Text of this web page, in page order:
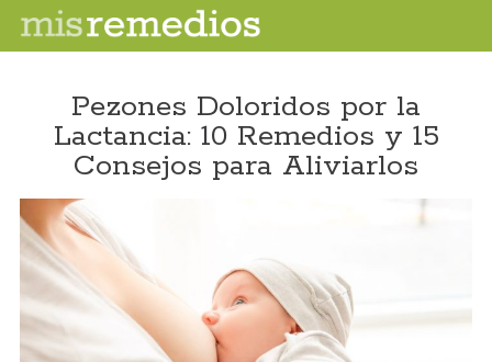
Pezones Doloridos por la
Lactancia: 10 Remedios y 15
Consejos para Aliviarlos